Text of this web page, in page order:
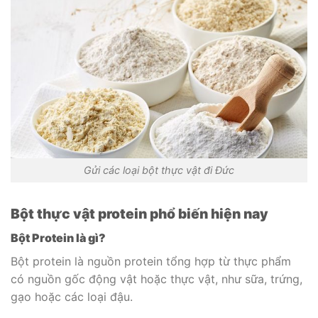
Gửi các loại bột thực vật đi Đức
Bột thực vật protein phổ biến hiện nay
Bột Protein là gì?
Bột protein là nguồn protein tổng hợp từ thực phẩm
có nguồn gốc động vật hoặc thực vật, như sữa, trứng,
gạo hoặc các loại đậu.